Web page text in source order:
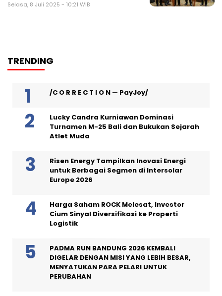
Selasa, 8 Juli 2025 - 10:21 WIB
TRENDING
/C O R R E C T I O N — PayJoy/
Lucky Candra Kurniawan Dominasi
Turnamen M-25 Bali dan Bukukan Sejarah
Atlet Muda
Risen Energy Tampilkan Inovasi Energi
untuk Berbagai Segmen di Intersolar
Europe 2026
Harga Saham ROCK Melesat, Investor
Cium Sinyal Diversifikasi ke Properti
Logistik
PADMA RUN BANDUNG 2026 KEMBALI
DIGELAR DENGAN MISI YANG LEBIH BESAR,
MENYATUKAN PARA PELARI UNTUK
PERUBAHAN